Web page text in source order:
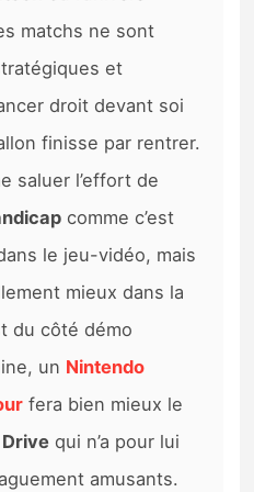
matchs ne sont
et
droit devant soi
finisse par rentrer.
saluer l’effort de
comme c’est
le jeu-vidéo, mais
mieux dans la
du côté démo
un Nintendo
fera bien mieux le
qui n’a pour lui
amusants.